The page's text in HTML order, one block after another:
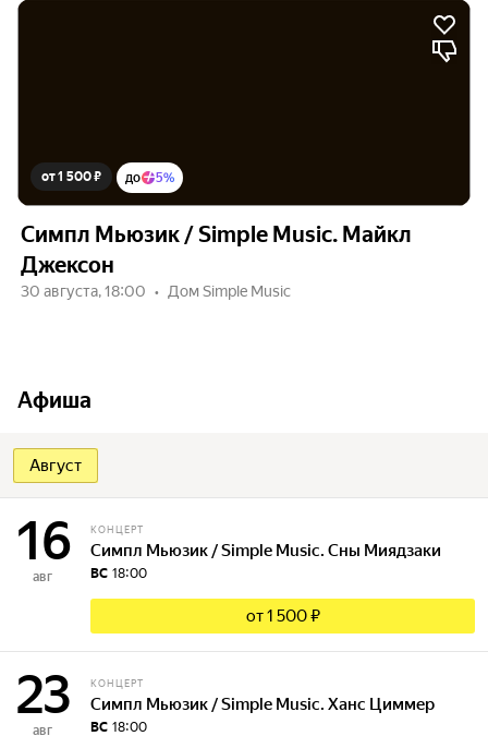
от 1 500 ₽ до 5%
Симпл Мьюзик / Simple Music. Майкл
Джексон
30 августа, 18:00 Дом Simple Music
Афиша
Август
16
авг
КОНЦЕРТ
Симпл Мьюзик / Simple Music. Сны Миядзаки
ВС 18:00
от 1 500 ₽
23
авг
КОНЦЕРТ
Симпл Мьюзик / Simple Music. Ханс Циммер
ВС 18:00